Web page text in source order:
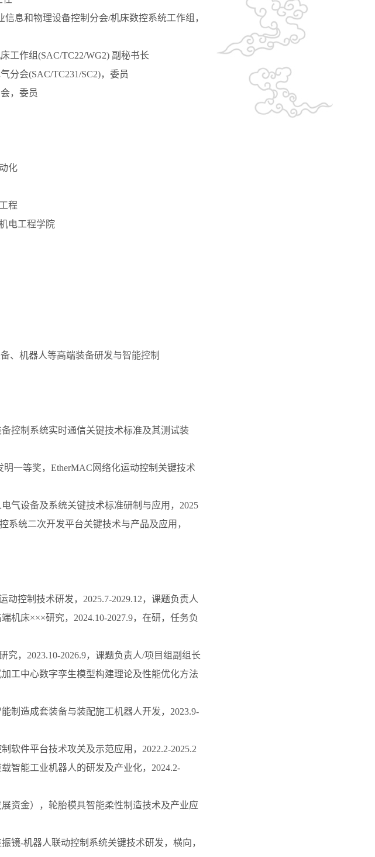
息和物理设备控制分会/机床数控系统工作组，
工作组(SAC/TC22/WG2) 副秘书长
分会(SAC/TC231/SC2)，委员
，委员
化
程
电工程学院
、机器人等高端装备研发与智能控制
备控制系统实时通信关键技术标准及其测试装
明一等奖，EtherMAC网络化运动控制关键技术
气设备及系统关键技术标准研制与应用，2025
系统二次开发平台关键技术与产品及应用，
控制技术研发，2025.7-2029.12，课题负责人
机床×××研究，2024.10-2027.9，在研，任务负
，2023.10-2026.9，课题负责人/项目组副组长
工中心数字孪生模型构建理论及性能优化方法
制造成套装备与装配施工机器人开发，2023.9-
软件平台技术攻关及示范应用，2022.2-2025.2
智能工业机器人的研发及产业化，2024.2-
资金），轮胎模具智能柔性制造技术及产业应
镜-机器人联动控制系统关键技术研发，横向，